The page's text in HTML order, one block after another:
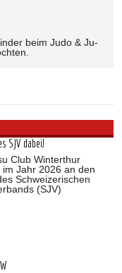
beim Judo & Ju-
SJV dabei!
Club Winterthur
Jahr 2026 an den
Schweizerischen
(SJV)